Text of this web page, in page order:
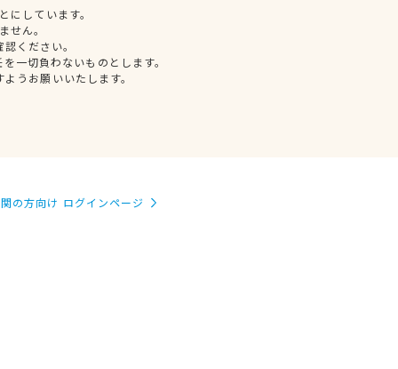
しています。
せん。
ください。
一切負わないものとします。
うお願いいたします。
の方向け ログインページ